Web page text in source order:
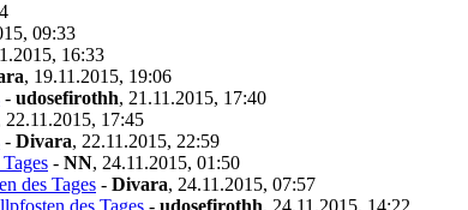
09:33
16:33
, 19.11.2015, 19:06
- udosefirothh, 21.11.2015, 17:40
22.11.2015, 17:45
- Divara, 22.11.2015, 22:59
- NN, 24.11.2015, 01:50
des Tages - Divara, 24.11.2015, 07:57